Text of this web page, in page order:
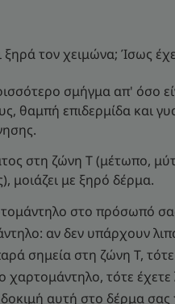
ξηρά τον χειμώνα; Ίσως
σμήγμα απ' όσο
θαμπή επιδερμίδα και
στη ζώνη Τ (μέτωπο,
μοιάζει με ξηρό δέρμα.
στο πρόσωπό
αν δεν υπάρχουν
σημεία στη ζώνη T, τότε
χαρτομάντηλο, τότε
αυτή στο δέρμα σας